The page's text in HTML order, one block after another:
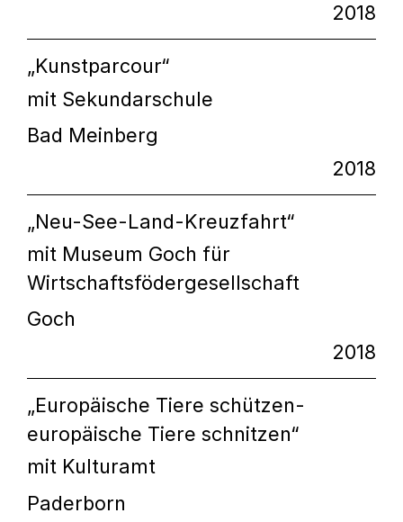
2018
„Kunstparcour“
mit Sekundarschule
Bad Meinberg
2018
„Neu-See-Land-Kreuzfahrt“
mit Museum Goch für
Wirtschaftsfödergesellschaft
Goch
2018
„Europäische Tiere schützen-
europäische Tiere schnitzen“
mit Kulturamt
Paderborn